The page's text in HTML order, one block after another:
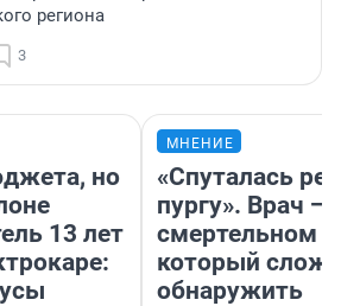
региона
3
но
13 лет
МНЕНИЕ
«Спуталась
пургу». Врач —
смертельном
который
обнаружить